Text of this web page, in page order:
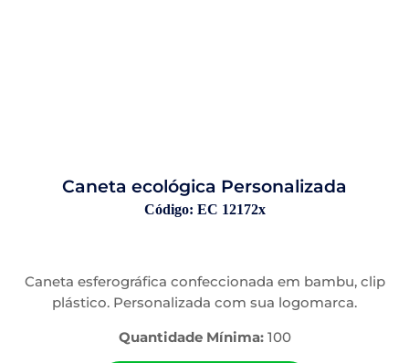
Caneta ecológica Personalizada
Código: EC 12172x
Caneta esferográfica confeccionada em bambu, clip
plástico. Personalizada com sua logomarca.
Quantidade Mínima:100